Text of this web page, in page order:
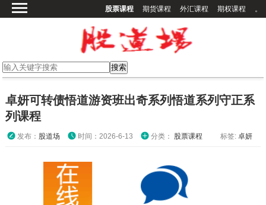
股票课程 期货课程 外汇课程 期权课程 。
期货课程
外汇课程
卓妍可转债悟道游资班出奇系列悟道系列守正系
列课程
发布： 股道场 时间：2026-6-13 分类： 股票课程 标签: 卓妍